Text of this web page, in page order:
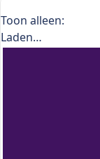
Toon alleen:
Laden…